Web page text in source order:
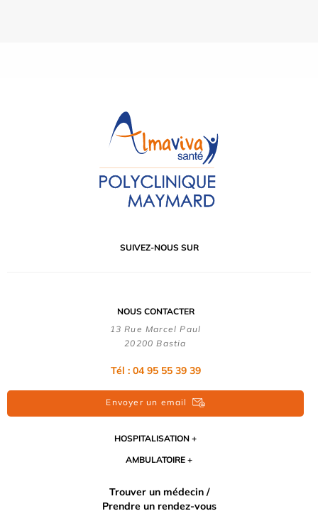
SUIVEZ-NOUS SUR
NOUS CONTACTER
13 Rue Marcel Paul
20200 Bastia
Tél : 04 95 55 39 39
Envoyer un email
HOSPITALISATION
AMBULATOIRE
Trouver un médecin /
Prendre un rendez-vous